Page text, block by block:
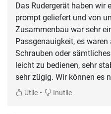
Das Rudergerät haben wir
prompt geliefert und von
Zusammenbau war sehr
Passgenauigkeit, es
Schrauben oder
leicht zu bedienen, sehr
sehr zügig. Wir können es
Utile • Inutile